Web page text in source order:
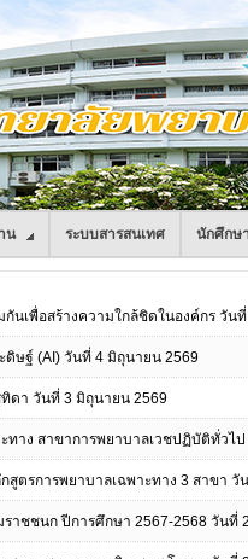
น ระบบสารสนเทศ นักศึกษ
นเพื่อสร้างความใกล้ชิดในองค์กร วัน
ดิษฐ์ (AI) วันที่ 4 มิถุนายน 2569
ทิดา วันที่ 3 มิถุนายน 2569
ทาง สาขาการพยาบาลเวชปฏิบัติทั่วไ
ตรการพยาบาลเฉพาะทาง 3 สาขา
าชชนก ปีการศึกษา 2567-2568 วันที่